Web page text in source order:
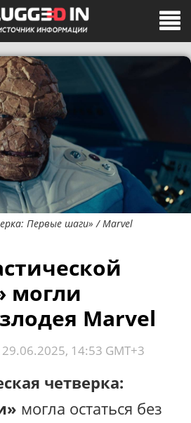
Первые шаги» / Marvel
могли
Marvel
29.06.2025, 14:53 GMT+3
четверка:
могла остаться без